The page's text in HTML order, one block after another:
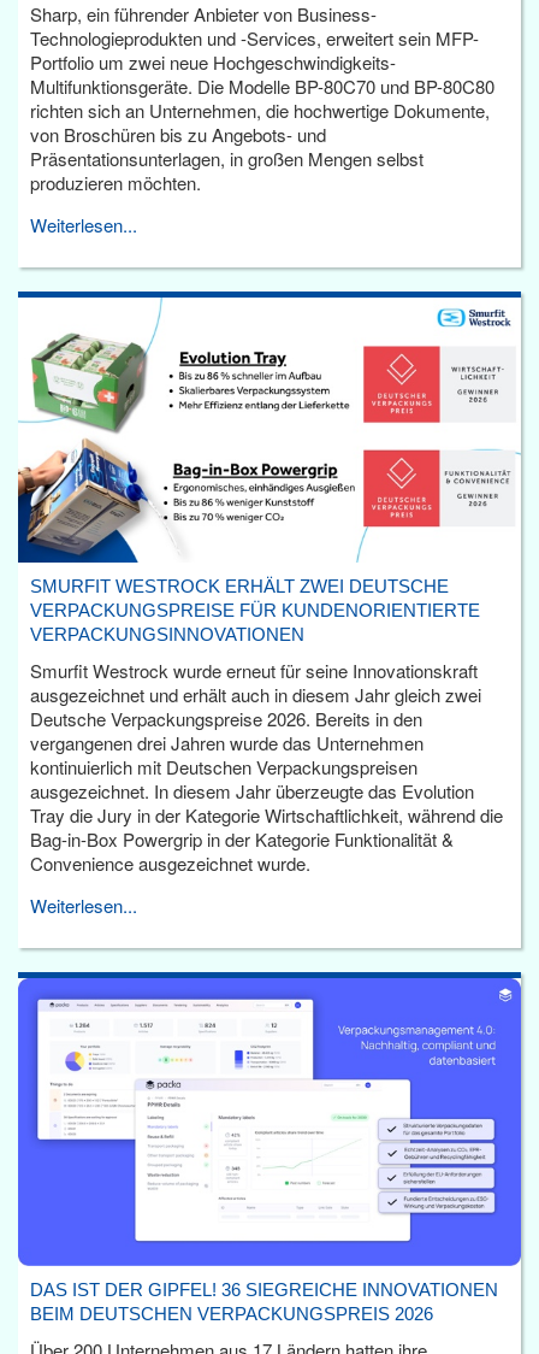
Sharp, ein führender Anbieter von Business-
Technologieprodukten und -Services, erweitert sein MFP-
Portfolio um zwei neue Hochgeschwindigkeits-
Multifunktionsgeräte. Die Modelle BP-80C70 und BP-80C80
richten sich an Unternehmen, die hochwertige Dokumente,
von Broschüren bis zu Angebots- und
Präsentationsunterlagen, in großen Mengen selbst
produzieren möchten.
Weiterlesen...
SMURFIT WESTROCK ERHÄLT ZWEI DEUTSCHE
VERPACKUNGSPREISE FÜR KUNDENORIENTIERTE
VERPACKUNGSINNOVATIONEN
Smurfit Westrock wurde erneut für seine Innovationskraft
ausgezeichnet und erhält auch in diesem Jahr gleich zwei
Deutsche Verpackungspreise 2026. Bereits in den
vergangenen drei Jahren wurde das Unternehmen
kontinuierlich mit Deutschen Verpackungspreisen
ausgezeichnet. In diesem Jahr überzeugte das Evolution
Tray die Jury in der Kategorie Wirtschaftlichkeit, während die
Bag-in-Box Powergrip in der Kategorie Funktionalität &
Convenience ausgezeichnet wurde.
Weiterlesen...
DAS IST DER GIPFEL! 36 SIEGREICHE INNOVATIONEN
BEIM DEUTSCHEN VERPACKUNGSPREIS 2026